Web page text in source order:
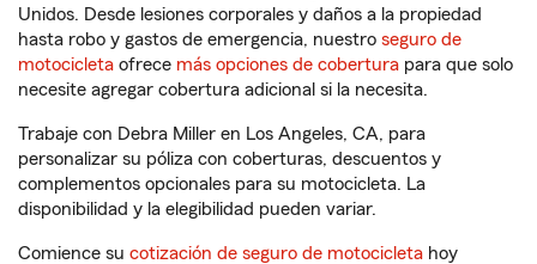
Unidos. Desde lesiones corporales y daños a la propiedad
hasta robo y gastos de emergencia, nuestro seguro de
motocicleta ofrece más opciones de cobertura para que solo
necesite agregar cobertura adicional si la necesita.
Trabaje con Debra Miller en Los Angeles, CA, para
personalizar su póliza con coberturas, descuentos y
complementos opcionales para su motocicleta. La
disponibilidad y la elegibilidad pueden variar.
Comience su cotización de seguro de motocicleta hoy